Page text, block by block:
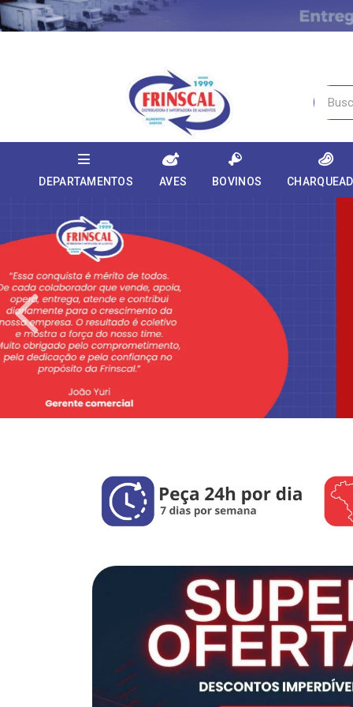
DEPARTAMENTOS AVES BOVINOS